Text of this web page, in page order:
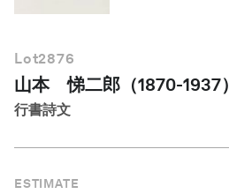
Lot2876
山本 悌二郎（1870-1937）
行書詩文
ESTIMATE